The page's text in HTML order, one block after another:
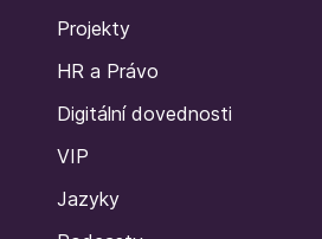
Projekty
HR a Právo
Digitální dovednosti
VIP
Jazyky